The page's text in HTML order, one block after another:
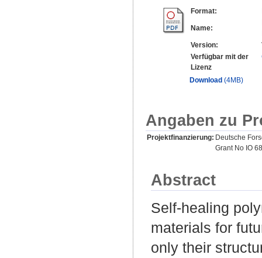
Format:
Name:
Version:
Verfügbar mit der
Lizenz
Download (4MB)
Angaben zu
Projektfinanzierung: Deutsche
Grant No IO
Abstract
Self-healing
materials for
only their